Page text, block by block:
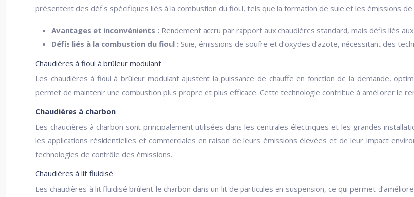
présentent des défis spécifiques liés à la combustion du fioul, tels que la formation de suie et les émissions de
Avantages et inconvénients : Rendement accru par rapport aux chaudières standard, mais défis liés
Défis liés à la combustion du fioul : Suie, émissions de soufre et d’oxydes d’azote, nécessitant des
Chaudières à fioul à brûleur modulant
Les chaudières à fioul à brûleur modulant ajustent la puissance de chauffe en fonction de la demande,
permet de maintenir une combustion plus propre et plus efficace. Cette technologie contribue à améliorer le
Chaudières à charbon
Les chaudières à charbon sont principalement utilisées dans les centrales électriques et les grandes
les applications résidentielles et commerciales en raison de leurs émissions élevées et de leur impact
technologies de contrôle des émissions.
Chaudières à lit fluidisé
Les chaudières à lit fluidisé brûlent le charbon dans un lit de particules en suspension, ce qui permet